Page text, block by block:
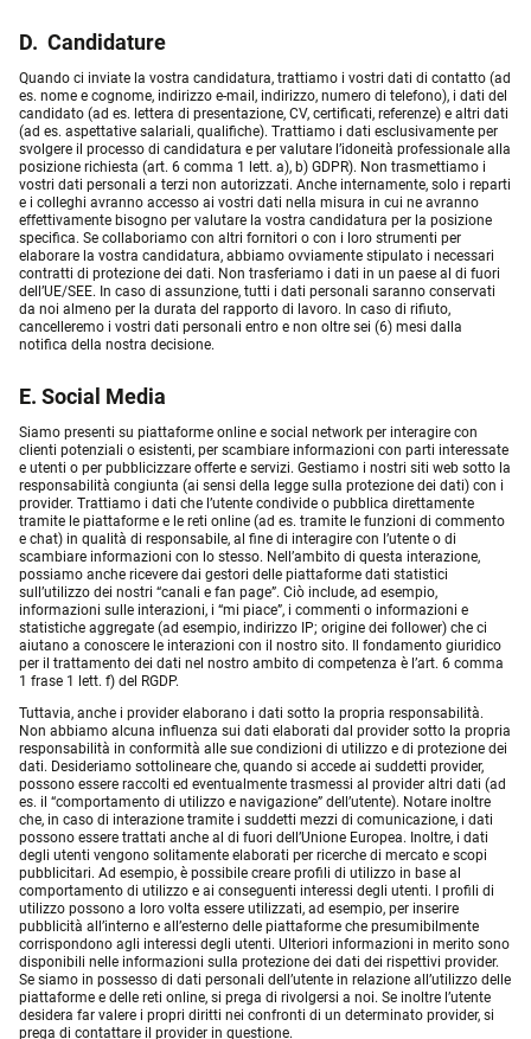
D. Candidature
Quando ci inviate la vostra candidatura, trattiamo i vostri dati di contatto (ad
es. nome e cognome, indirizzo e-mail, indirizzo, numero di telefono), i dati del
candidato (ad es. lettera di presentazione, CV, certificati, referenze) e altri dati
(ad es. aspettative salariali, qualifiche). Trattiamo i dati esclusivamente per
svolgere il processo di candidatura e per valutare l’idoneità professionale alla
posizione richiesta (art. 6 comma 1 lett. a), b) GDPR). Non trasmettiamo i
vostri dati personali a terzi non autorizzati. Anche internamente, solo i reparti
e i colleghi avranno accesso ai vostri dati nella misura in cui ne avranno
effettivamente bisogno per valutare la vostra candidatura per la posizione
specifica. Se collaboriamo con altri fornitori o con i loro strumenti per
elaborare la vostra candidatura, abbiamo ovviamente stipulato i necessari
contratti di protezione dei dati. Non trasferiamo i dati in un paese al di fuori
dell’UE/SEE. In caso di assunzione, tutti i dati personali saranno conservati
da noi almeno per la durata del rapporto di lavoro. In caso di rifiuto,
cancelleremo i vostri dati personali entro e non oltre sei (6) mesi dalla
notifica della nostra decisione.
E. Social Media
Siamo presenti su piattaforme online e social network per interagire con
clienti potenziali o esistenti, per scambiare informazioni con parti interessate
e utenti o per pubblicizzare offerte e servizi. Gestiamo i nostri siti web sotto la
responsabilità congiunta (ai sensi della legge sulla protezione dei dati) con i
provider. Trattiamo i dati che l’utente condivide o pubblica direttamente
tramite le piattaforme e le reti online (ad es. tramite le funzioni di commento
e chat) in qualità di responsabile, al fine di interagire con l’utente o di
scambiare informazioni con lo stesso. Nell’ambito di questa interazione,
possiamo anche ricevere dai gestori delle piattaforme dati statistici
sull’utilizzo dei nostri “canali e fan page”. Ciò include, ad esempio,
informazioni sulle interazioni, i “mi piace”, i commenti o informazioni e
statistiche aggregate (ad esempio, indirizzo IP; origine dei follower) che ci
aiutano a conoscere le interazioni con il nostro sito. Il fondamento giuridico
per il trattamento dei dati nel nostro ambito di competenza è l’art. 6 comma
1 frase 1 lett. f) del RGDP.
Tuttavia, anche i provider elaborano i dati sotto la propria responsabilità.
Non abbiamo alcuna influenza sui dati elaborati dal provider sotto la propria
responsabilità in conformità alle sue condizioni di utilizzo e di protezione dei
dati. Desideriamo sottolineare che, quando si accede ai suddetti provider,
possono essere raccolti ed eventualmente trasmessi al provider altri dati (ad
es. il “comportamento di utilizzo e navigazione” dell’utente). Notare inoltre
che, in caso di interazione tramite i suddetti mezzi di comunicazione, i dati
possono essere trattati anche al di fuori dell’Unione Europea. Inoltre, i dati
degli utenti vengono solitamente elaborati per ricerche di mercato e scopi
pubblicitari. Ad esempio, è possibile creare profili di utilizzo in base al
comportamento di utilizzo e ai conseguenti interessi degli utenti. I profili di
utilizzo possono a loro volta essere utilizzati, ad esempio, per inserire
pubblicità all’interno e all’esterno delle piattaforme che presumibilmente
corrispondono agli interessi degli utenti. Ulteriori informazioni in merito sono
disponibili nelle informazioni sulla protezione dei dati dei rispettivi provider.
Se siamo in possesso di dati personali dell’utente in relazione all’utilizzo delle
piattaforme e delle reti online, si prega di rivolgersi a noi. Se inoltre l’utente
desidera far valere i propri diritti nei confronti di un determinato provider, si
prega di contattare il provider in questione.